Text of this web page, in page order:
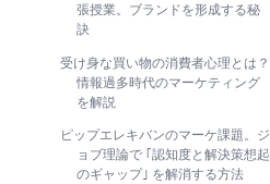
張授業。ブランドを形成する秘
訣
受け身な買い物の消費者心理とは？
情報過多時代のマーケティング
を解説
ピップエレキバンのマーケ課題。ジ
ョブ理論で ｢認知度と解決策想起
のギャップ｣ を解消する方法